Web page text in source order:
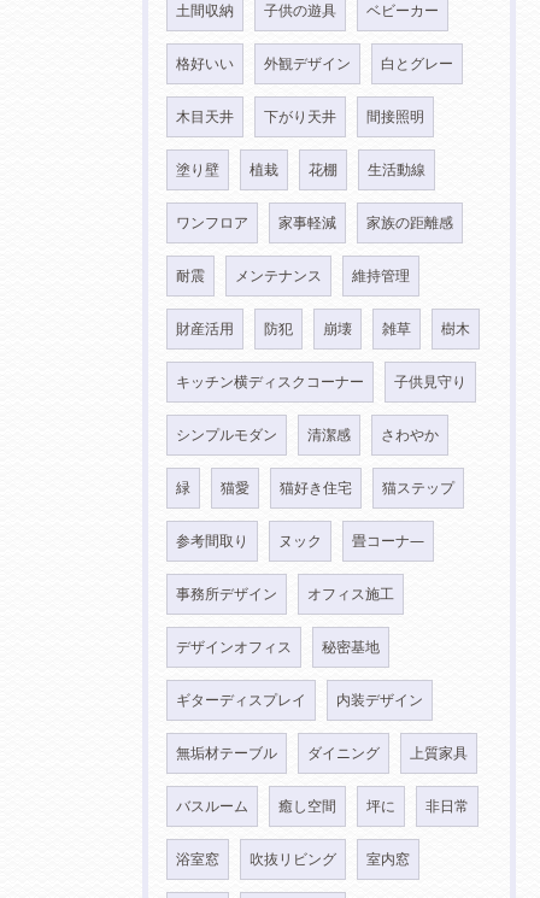
土間収納 子供の遊具 ベビーカー
格好いい 外観デザイン 白とグレー
木目天井 下がり天井 間接照明
塗り壁 植栽 花棚 生活動線
ワンフロア 家事軽減 家族の距離感
耐震 メンテナンス 維持管理
財産活用 防犯 崩壊 雑草 樹木
キッチン横ディスクコーナー 子供見守り
シンプルモダン 清潔感 さわやか
緑 猫愛 猫好き住宅 猫ステップ
参考間取り ヌック 畳コーナ―
事務所デザイン オフィス施工
デザインオフィス 秘密基地
ギターディスプレイ 内装デザイン
無垢材テーブル ダイニング 上質家具
バスルーム 癒し空間 坪に 非日常
浴室窓 吹抜リビング 室内窓